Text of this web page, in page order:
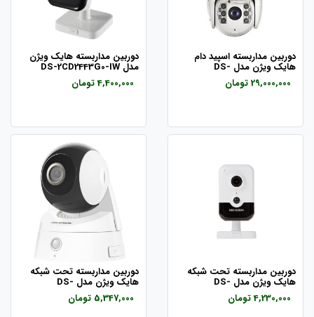
دوربین مداربسته اسپید دام
هایک ویژن مدل DS-
2DE7232IW-AE
29,000,000 تومان
دوربین مداربسته هایک ویژن
مدل DS-2CD2443G0-IW
4,400,000 تومان
دوربین مداربسته تحت شبکه
هایک ویژن مدل DS-
2CD2423G0-IW
4,230,000 تومان
دوربین مداربسته تحت شبکه
هایک ویژن مدل DS-
2CD2Q10FD-IW
5,347,000 تومان